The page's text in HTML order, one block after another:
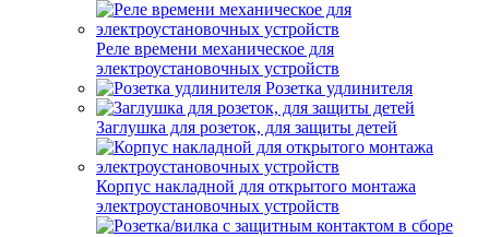
Реле времени механическое для
электроустановочных устройств
Розетка удлинителя
Заглушка для розеток, для защиты детей
Корпус накладной для открытого монтажа
электроустановочных устройств